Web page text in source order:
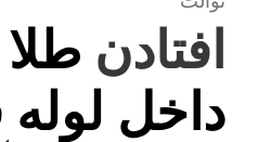
افتادن
داخل